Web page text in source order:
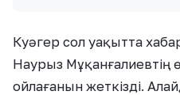
Куәгер сол уақытта
Наурыз Мұқанғалиевтің
ойлағанын жеткізді.